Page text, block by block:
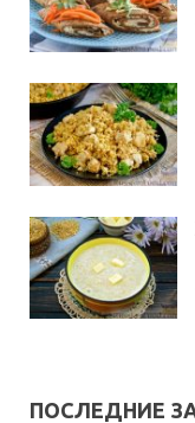
ПОСЛЕДНИЕ